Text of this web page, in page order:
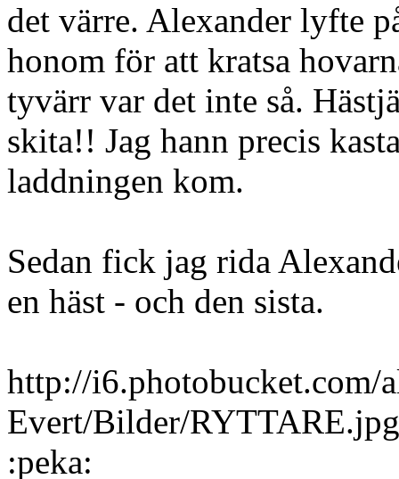
det värre. Alexander lyfte
honom för att kratsa
tyvärr var det inte så.
skita!! Jag hann precis
laddningen kom.
Sedan fick jag rida
en häst - och den sista.
http://i6.photobucket.com/
Evert/Bilder/RYTTARE.jpg
:peka: